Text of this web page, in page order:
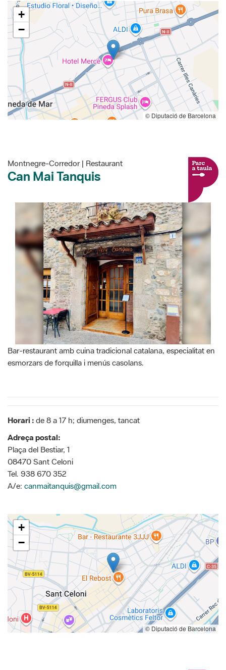
+
−
© Diputació de Barcelona
Montnegre-Corredor | Restaurant
Can Mai Tanquis
Bar-restaurant amb cuina tradicional catalana, especialitat en
esmorzars de forquilla i menús casolans.
Horari : de 8 a 17 h; diumenges, tancat
Adreça postal:
Plaça del Bestiar, 1
08470 Sant Celoni
Tel. 938 670 352
A/e: canmaitanquis@gmail.com
+
−
© Diputació de Barcelona